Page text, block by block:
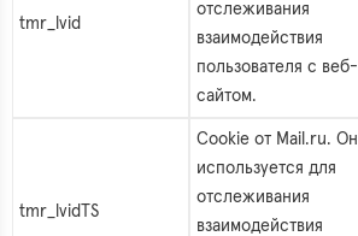
tmr_lvid
отслеживания
взаимодействия
пользователя с веб-
сайтом.
tmr_lvidTS
Cookie от Mail.ru. Он
используется для
отслеживания
взаимодействия